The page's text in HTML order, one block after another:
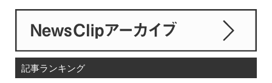
記事ランキング